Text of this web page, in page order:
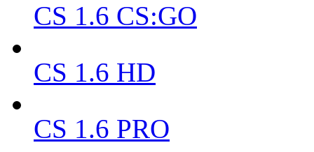
CS 1.6 CS:GO
CS 1.6 HD
CS 1.6 PRO